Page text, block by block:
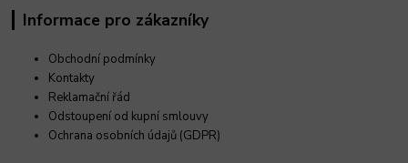
Informace pro zákazníky
Obchodní podmínky
Kontakty
Reklamační řád
Odstoupení od kupní smlouvy
Ochrana osobních údajů (GDPR)